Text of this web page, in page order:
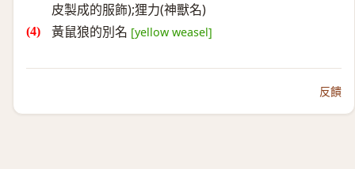
皮製成的服飾);狸力(神獸名)
黃鼠狼的別名 [yellow weasel]
反饋